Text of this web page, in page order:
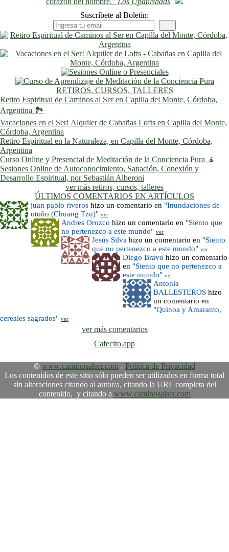
Suscríbete al Boletín:
RETIROS, CURSOS, TALLERES
Retiro Espiritual de Caminos al Ser en Capilla del Monte, Córdoba,
Argentina 🏞️
Vacaciones en el Ser! Alquiler de Cabañas Lofts en Capilla del Monte,
Córdoba, Argentina
Retiro Espiritual en la Naturaleza, en Capilla del Monte, Córdoba,
Argentina
Curso Online y Presencial de Meditación de la Conciencia Pura 🧘
Sesiones Online de Autoconocimiento, Sanación, Conexión y
Desarrollo Espiritual, por Sebastián Alberoni
ver más retiros, cursos, talleres
ÚLTIMOS COMENTARIOS EN ARTÍCULOS
juan pablo riveros hizo un comentario en "Inundaciones de
otoño (Chuang Tzu)" ver
Andres Orozco hizo un comentario en "Siento que
no pertenezco a este mundo" ver
Jesús Silva hizo un comentario en "Siento
que no pertenezco a este mundo" ver
Diego Bravo hizo un comentario
en "Siento que no pertenezco a
este mundo" ver
Antonia
BALLESTEROS hizo
un comentario en
"Quinoa y Amaranto,
cereales sagrados" ver
ver más comentarios
Cafecito.app
© www.caminosalser.com - Política de Privacidad
Los contenidos de este sitio sólo pueden ser utilizados en forma total
sin alteraciones citando al autor/a, citando la URL completa del
contenido, y citando a www.caminosalser.com